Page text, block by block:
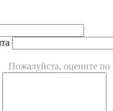
Пожалуйста, оцените по